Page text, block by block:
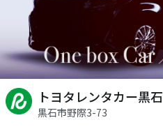
トヨタレンタカー黒石
黒石市野際3-73